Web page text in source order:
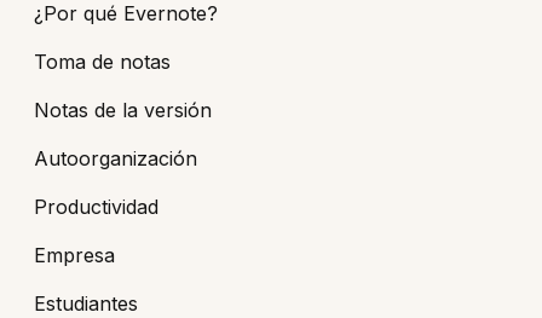
¿Por qué Evernote?
Toma de notas
Notas de la versión
Autoorganización
Productividad
Empresa
Estudiantes